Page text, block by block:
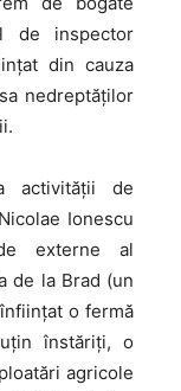
de inspector
din cauza
nedreptăţilor
activităţii de
Ionescu
externe al
de la Brad (un
o fermă
înstăriţi, o
agricole